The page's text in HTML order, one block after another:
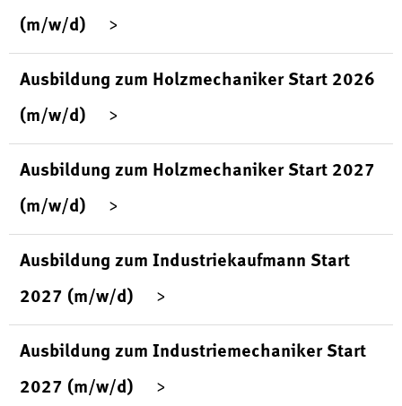
(m/w/d)
Ausbildung zum Holzmechaniker Start 2026
(m/w/d)
Ausbildung zum Holzmechaniker Start 2027
(m/w/d)
Ausbildung zum Industriekaufmann Start
2027 (m/w/d)
Ausbildung zum Industriemechaniker Start
2027 (m/w/d)